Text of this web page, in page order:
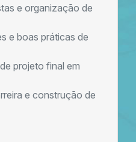
e organização de
e boas práticas de
projeto final em
e construção de